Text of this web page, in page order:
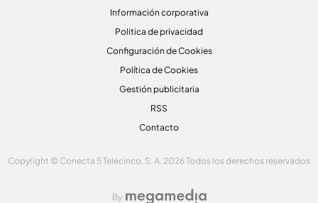
Información corporativa
Politica de privacidad
Configuración de Cookies
Política de Cookies
Gestión publicitaria
RSS
Contacto
Copyright © Conecta 5 Telecinco, S. A. 2026 Todos los derechos reservados
By